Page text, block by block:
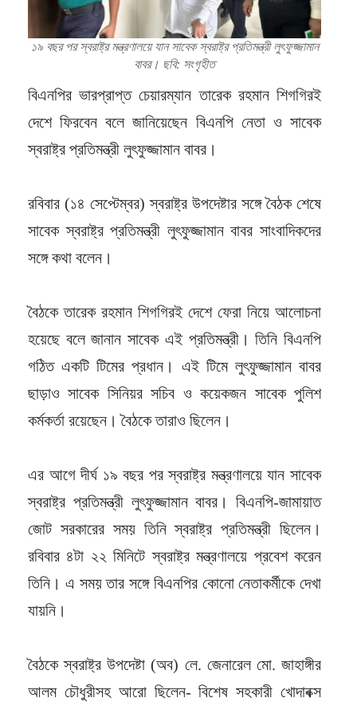
১৯ বছর পর স্বরাষ্ট্র মন্ত্রণালয়ে যান সাবেক স্বরাষ্ট্র প্রতিমন্ত্রী লুৎফুজ্জামান
বাবর। ছবি: সংগৃহীত
বিএনপির ভারপ্রাপ্ত চেয়ারম্যান তারেক রহমান শিগগিরই
দেশে ফিরবেন বলে জানিয়েছেন বিএনপি নেতা ও সাবেক
স্বরাষ্ট্র প্রতিমন্ত্রী লুৎফুজ্জামান বাবর।
রবিবার (১৪ সেপ্টেম্বর) স্বরাষ্ট্র উপদেষ্টার সঙ্গে বৈঠক শেষে
সাবেক স্বরাষ্ট্র প্রতিমন্ত্রী লুৎফুজ্জামান বাবর সাংবাদিকদের
সঙ্গে কথা বলেন।
বৈঠকে তারেক রহমান শিগগিরই দেশে ফেরা নিয়ে আলোচনা
হয়েছে বলে জানান সাবেক এই প্রতিমন্ত্রী। তিনি বিএনপি
গঠিত একটি টিমের প্রধান। এই টিমে লুৎফুজ্জামান বাবর
ছাড়াও সাবেক সিনিয়র সচিব ও কয়েকজন সাবেক পুলিশ
কর্মকর্তা রয়েছেন। বৈঠকে তারাও ছিলেন।
এর আগে দীর্ঘ ১৯ বছর পর স্বরাষ্ট্র মন্ত্রণালয়ে যান সাবেক
স্বরাষ্ট্র প্রতিমন্ত্রী লুৎফুজ্জামান বাবর। বিএনপি-জামায়াত
জোট সরকারের সময় তিনি স্বরাষ্ট্র প্রতিমন্ত্রী ছিলেন।
রবিবার ৪টা ২২ মিনিটে স্বরাষ্ট্র মন্ত্রণালয়ে প্রবেশ করেন
তিনি। এ সময় তার সঙ্গে বিএনপির কোনো নেতাকর্মীকে দেখা
যায়নি।
বৈঠকে স্বরাষ্ট্র উপদেষ্টা (অব) লে. জেনারেল মো. জাহাঙ্গীর
আলম চৌধুরীসহ আরো ছিলেন- বিশেষ সহকারী খোদাবক্স